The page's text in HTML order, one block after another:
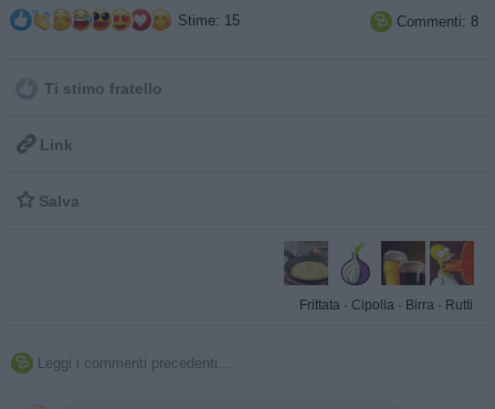
Stime: 15  Commenti: 8
Ti stimo fratello
 Link
 Salva
Frittata · Cipolla · Birra · Rutti
 Leggi i commenti precedenti...